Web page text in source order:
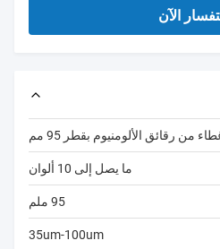
الآن
من رقائق الألومنيوم بقطر 95 مم
ما يصل إلى 10 ألوان
95 ملم
35um-100um